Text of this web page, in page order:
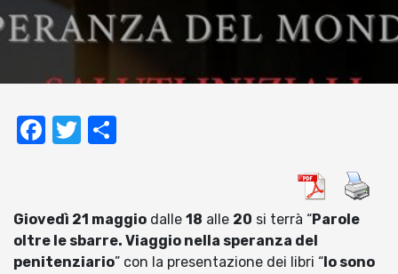
Facebook
Twitter
Giovedì 21 maggio dalle 18 alle 20 si terrà “Parole
oltre le sbarre. Viaggio nella speranza del
penitenziario” con la presentazione dei libri “ Io sono